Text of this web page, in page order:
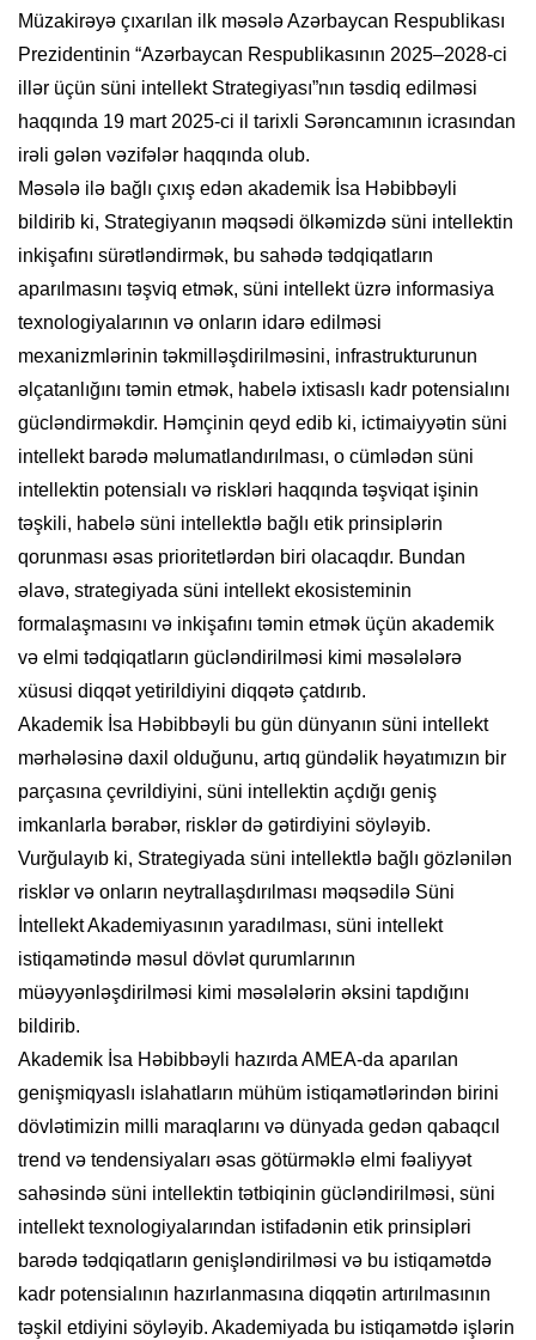
Müzakirəyə çıxarılan ilk məsələ Azərbaycan Respublikası
Prezidentinin “Azərbaycan Respublikasının 2025–2028-ci
illər üçün süni intellekt Strategiyası”nın təsdiq edilməsi
haqqında 19 mart 2025-ci il tarixli Sərəncamının icrasından
irəli gələn vəzifələr haqqında olub.
Məsələ ilə bağlı çıxış edən akademik İsa Həbibbəyli
bildirib ki, Strategiyanın məqsədi ölkəmizdə süni intellektin
inkişafını sürətləndirmək, bu sahədə tədqiqatların
aparılmasını təşviq etmək, süni intellekt üzrə informasiya
texnologiyalarının və onların idarə edilməsi
mexanizmlərinin təkmilləşdirilməsini, infrastrukturunun
əlçatanlığını təmin etmək, habelə ixtisaslı kadr potensialını
gücləndirməkdir. Həmçinin qeyd edib ki, ictimaiyyətin süni
intellekt barədə məlumatlandırılması, o cümlədən süni
intellektin potensialı və riskləri haqqında təşviqat işinin
təşkili, habelə süni intellektlə bağlı etik prinsiplərin
qorunması əsas prioritetlərdən biri olacaqdır. Bundan
əlavə, strategiyada süni intellekt ekosisteminin
formalaşmasını və inkişafını təmin etmək üçün akademik
və elmi tədqiqatların gücləndirilməsi kimi məsələlərə
xüsusi diqqət yetirildiyini diqqətə çatdırıb.
Akademik İsa Həbibbəyli bu gün dünyanın süni intellekt
mərhələsinə daxil olduğunu, artıq gündəlik həyatımızın bir
parçasına çevrildiyini, süni intellektin açdığı geniş
imkanlarla bərabər, risklər də gətirdiyini söyləyib.
Vurğulayıb ki, Strategiyada süni intellektlə bağlı gözlənilən
risklər və onların neytrallaşdırılması məqsədilə Süni
İntellekt Akademiyasının yaradılması, süni intellekt
istiqamətində məsul dövlət qurumlarının
müəyyənləşdirilməsi kimi məsələlərin əksini tapdığını
bildirib.
Akademik İsa Həbibbəyli hazırda AMEA-da aparılan
genişmiqyaslı islahatların mühüm istiqamətlərindən birini
dövlətimizin milli maraqlarını və dünyada gedən qabaqcıl
trend və tendensiyaları əsas götürməklə elmi fəaliyyət
sahəsində süni intellektin tətbiqinin gücləndirilməsi, süni
intellekt texnologiyalarından istifadənin etik prinsipləri
barədə tədqiqatların genişləndirilməsi və bu istiqamətdə
kadr potensialının hazırlanmasına diqqətin artırılmasının
təşkil etdiyini söyləyib. Akademiyada bu istiqamətdə işlərin